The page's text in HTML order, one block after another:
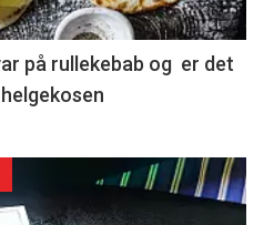
på rullekebab og er det